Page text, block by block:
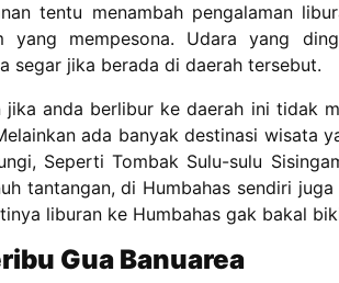
tentu menambah pengalaman
yang mempesona. Udara yang
segar jika berada di daerah tersebut.
jika anda berlibur ke daerah ini tidak
ada banyak destinasi wisata
Seperti Tombak Sulu-sulu
tantangan, di Humbahas sendiri
liburan ke Humbahas gak bakal
Gua Banuarea